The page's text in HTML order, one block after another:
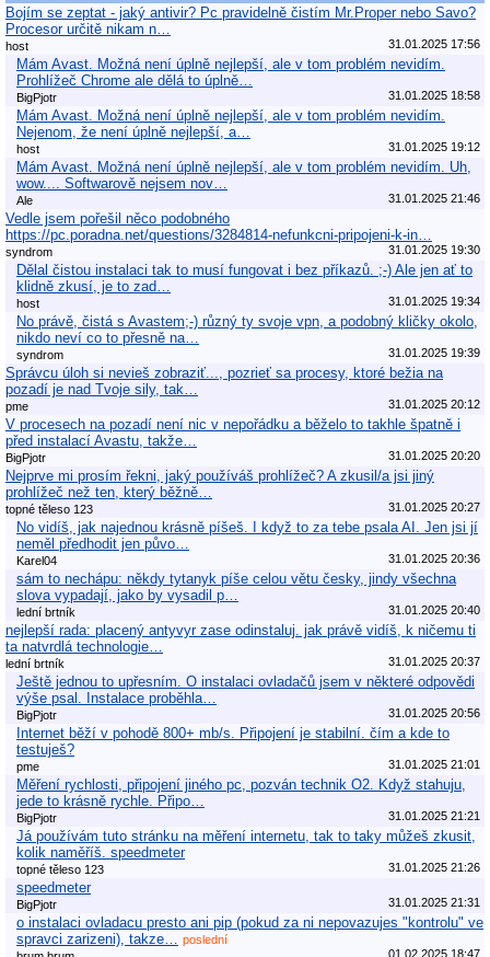
Bojím se zeptat - jaký antivir? Pc pravidelně čistím Mr.Proper nebo Savo?
Procesor určitě nikam n…
host 31.01.2025 17:56
Mám Avast. Možná není úplně nejlepší, ale v tom problém nevidím.
Prohlížeč Chrome ale dělá to úplně…
BigPjotr 31.01.2025 18:58
Mám Avast. Možná není úplně nejlepší, ale v tom problém nevidím.
Nejenom, že není úplně nejlepší, a…
host 31.01.2025 19:12
Mám Avast. Možná není úplně nejlepší, ale v tom problém nevidím. Uh,
wow.... Softwarově nejsem nov…
Ale 31.01.2025 21:46
Vedle jsem pořešil něco podobného
https://pc.poradna.net/questions/3284814-nefunkcni-pripojeni-k-in…
syndrom 31.01.2025 19:30
Dělal čistou instalaci tak to musí fungovat i bez příkazů. ;-) Ale jen ať to
klidně zkusí, je to zad…
host 31.01.2025 19:34
No právě, čistá s Avastem;-) různý ty svoje vpn, a podobný kličky okolo,
nikdo neví co to přesně na…
syndrom 31.01.2025 19:39
Správcu úloh si nevieš zobraziť..., pozrieť sa procesy, ktoré bežia na
pozadí je nad Tvoje sily, tak…
pme 31.01.2025 20:12
V procesech na pozadí není nic v nepořádku a běželo to takhle špatně i
před instalací Avastu, takže…
BigPjotr 31.01.2025 20:20
Nejprve mi prosím řekni, jaký používáš prohlížeč? A zkusil/a jsi jiný
prohlížeč než ten, který běžně…
topné těleso 123 31.01.2025 20:27
No vidíš, jak najednou krásně píšeš. I když to za tebe psala AI. Jen jsi jí
neměl předhodit jen půvo…
Karel04 31.01.2025 20:36
sám to nechápu: někdy tytanyk píše celou větu česky, jindy všechna
slova vypadají, jako by vysadil p…
lední brtník 31.01.2025 20:40
nejlepší rada: placený antyvyr zase odinstaluj. jak právě vidíš, k ničemu ti
ta natvrdlá technologie…
lední brtník 31.01.2025 20:37
Ještě jednou to upřesním. O instalaci ovladačů jsem v některé odpovědi
výše psal. Instalace proběhla…
BigPjotr 31.01.2025 20:56
Internet běží v pohodě 800+ mb/s. Připojení je stabilní. čím a kde to
testuješ?
pme 31.01.2025 21:01
Měření rychlosti, připojení jiného pc, pozván technik O2. Když stahuju,
jede to krásně rychle. Připo…
BigPjotr 31.01.2025 21:21
Já používám tuto stránku na měření internetu, tak to taky můžeš zkusit,
kolik naměříš. speedmeter
topné těleso 123 31.01.2025 21:26
speedmeter
BigPjotr 31.01.2025 21:31
o instalaci ovladacu presto ani pip (pokud za ni nepovazujes "kontrolu" ve
spravci zarizeni), takze…
poslední
01.02.2025 18:47